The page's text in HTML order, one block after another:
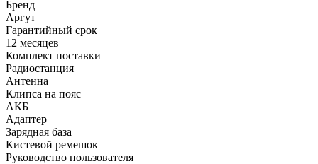
Бренд
Аргут
Гарантийный срок
12 месяцев
Комплект поставки
Радиостанция
Антенна
Клипса на пояс
АКБ
Адаптер
Зарядная база
Кистевой ремешок
Руководство пользователя